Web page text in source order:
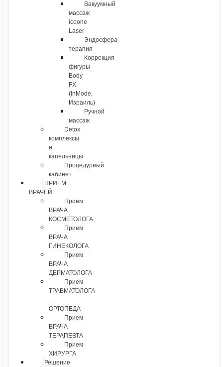
Вакуумный
массаж
icoone
Laser
Эндосфера
терапия
Коррекция
фигуры
Body
FX
(InMode,
Израиль)
Ручной
массаж
Detox
комплексы
и
капельницы
Процедурный
кабинет
ПРИЁМ
ВРАЧЕЙ
Прием
ВРАЧА
КОСМЕТОЛОГА
Прием
ВРАЧА
ГИНЕКОЛОГА
Прием
ВРАЧА
ДЕРМАТОЛОГА
Прием
ТРАВМАТОЛОГА
—
ОРТОПЕДА
Прием
ВРАЧА
ТЕРАПЕВТА
Прием
ХИРУРГА
Решение